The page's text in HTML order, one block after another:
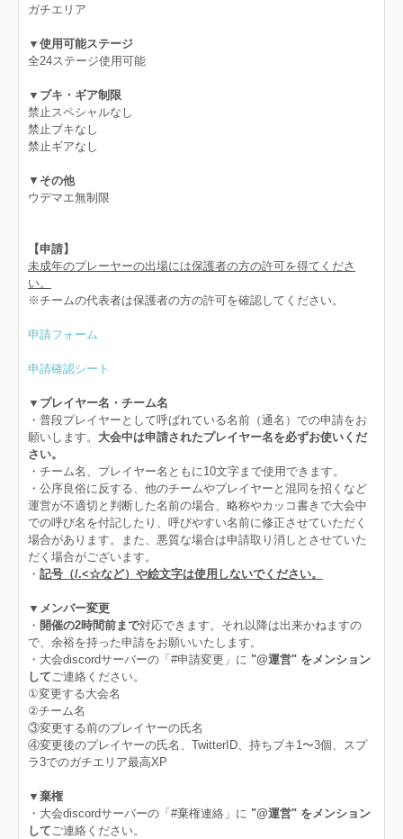
ガチエリア
▼使用可能ステージ
全24ステージ使用可能
▼ブキ・ギア制限
禁止スペシャルなし
禁止ブキなし
禁止ギアなし
▼ その他
ウデマエ無制限
【申請】
未成年のプレーヤーの出場には保護者の方の許可を得てくださ
い。
※チームの代表者は保護者の方の許可を確認してください。
申請フォーム
申請確認シート
▼プレイヤー名・チーム名
・普段プレイヤーとして呼ばれている名前（通名）での申請をお
願いします。 大会中は申請されたプレイヤー名を必ずお使いくだ
さい。
・チーム名、プレイヤー名ともに10文字まで使用できます。
・公序良俗に反する、他のチームやプレイヤーと混同を招くなど
運営が不適切と判断した名前の場合、略称やカッコ書きで大会中
での呼び名を付記したり、呼びやすい名前に修正させていただく
場合があります。また、悪質な場合は申請取り消しとさせていた
だく場合がございます。
・ 記号（/.<☆など）や絵文字は使用しないでください。
▼メンバー変更
・ 開催の2時間前まで対応できます。それ以降は出来かねますの
で、余裕を持った申請をお願いいたします。
・大会discordサーバーの「#申請変更」に "@運営" をメンション
して ご連絡ください。
①変更する大会名
②チーム名
③変更する前のプレイヤーの氏名
④変更後のプレイヤーの氏名、TwitterID、持ちブキ1〜3個、スプ
ラ3でのガチエリア最高XP
▼棄権
・大会discordサーバーの「#棄権連絡」に "@運営" をメンション
して ご連絡ください。